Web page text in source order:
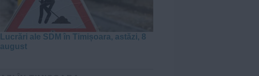
Lucrări ale SDM în Timișoara, astăzi, 8
august